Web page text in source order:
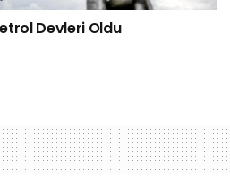
Devleri Oldu